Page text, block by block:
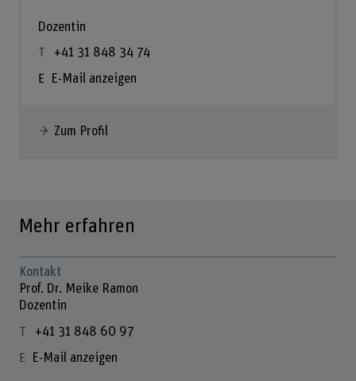
Dozentin
+41 31 848 34 74
E-Mail anzeigen
Zum Profil
Mehr erfahren
Kontakt
Prof. Dr. Meike Ramon
Dozentin
+41 31 848 60 97
E-Mail anzeigen